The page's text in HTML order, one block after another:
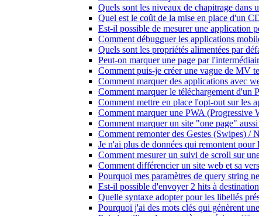
Quels sont les niveaux de chapitrage dans
Quel est le coût de la mise en place d'un
Est-il possible de mesurer une application
Comment débugguer les applications
Quels sont les propriétés alimentées par
Peut-on marquer une page par
Comment puis-je créer une vague de MV
Comment marquer des applications avec
Comment marquer le téléchargement d'un
Comment mettre en place l'opt-out sur les
Comment marquer une PWA (Progressive
Comment marquer un site "one page"
Comment remonter des Gestes (Swipes) /
Je n'ai plus de données qui remontent pour
Comment mesurer un suivi de scroll sur
Comment différencier un site web et sa
Pourquoi mes paramètres de query string
Est-il possible d'envoyer 2 hits à
Quelle syntaxe adopter pour les libellés
Pourquoi j'ai des mots clés qui génèrent